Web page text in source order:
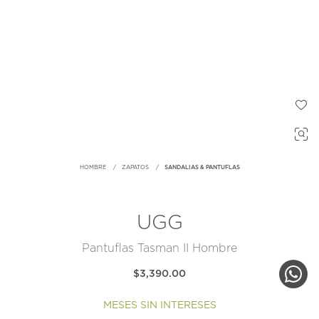
HOMBRE ZAPATOS SANDALIAS & PANTUFLAS
UGG
Pantuflas Tasman II Hombre
$3,390.00
MESES SIN INTERESES